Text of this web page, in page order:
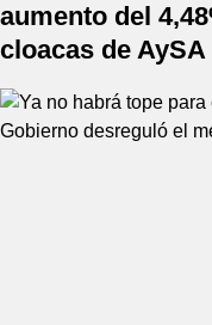
aumento del
cloacas de AySA